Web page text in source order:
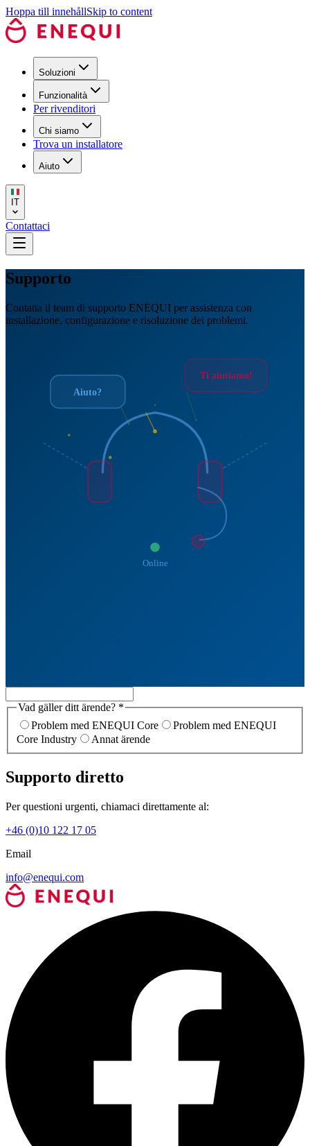
Hoppa till innehållSkip to content
Soluzioni
Funzionalità
Per rivenditori
Chi siamo
Trova un installatore
Aiuto
IT
Contattaci
Supporto
Contatta il team di supporto ENEQUI per assistenza con
installazione, configurazione e risoluzione dei problemi.
Aiuto?
Ti aiutiamo!
Online
Vad gäller ditt ärende? *
Problem med ENEQUI Core
Problem med ENEQUI
Core Industry
Annat ärende
Supporto diretto
Per questioni urgenti, chiamaci direttamente al:
+46 (0)10 122 17 05
Email
info@enequi.com